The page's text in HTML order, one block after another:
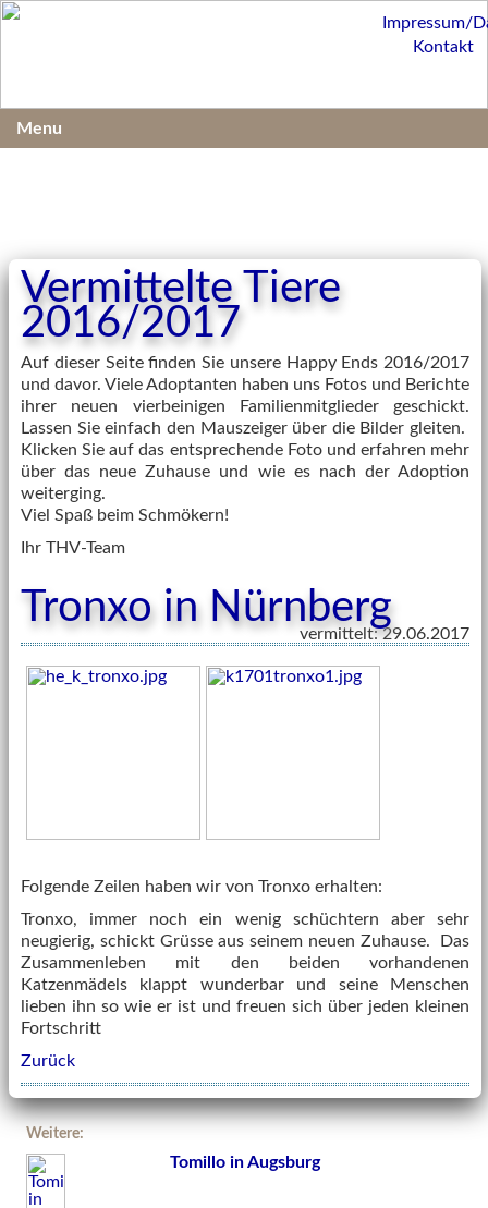
Vermittelte Tiere
2016/2017
Auf dieser Seite finden Sie unsere Happy Ends 2016/2017
und davor. Viele Adoptanten haben uns Fotos und Berichte
ihrer neuen vierbeinigen Familienmitglieder geschickt.
Lassen Sie einfach den Mauszeiger über die Bilder gleiten.
Klicken Sie auf das entsprechende Foto und erfahren mehr
über das neue Zuhause und wie es nach der Adoption
weiterging.
Viel Spaß beim Schmökern!
Ihr THV-Team
Tronxo in Nürnberg
vermittelt: 29.06.2017
Folgende Zeilen haben wir von Tronxo erhalten:
Tronxo, immer noch ein wenig schüchtern aber sehr
neugierig, schickt Grüsse aus seinem neuen Zuhause. Das
Zusammenleben mit den beiden vorhandenen
Katzenmädels klappt wunderbar und seine Menschen
lieben ihn so wie er ist und freuen sich über jeden kleinen
Fortschritt
Zurück
Weitere:
Tomillo in Augsburg
Impressum/
Kontakt
Menu